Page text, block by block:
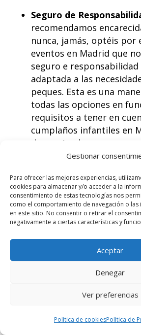
Gestionar
Para ofrecer las mejores experiencias,
cookies para almacenar y/o acceder a la
consentimiento de estas tecnologías nos
como el comportamiento de navegación o las
en este sitio. No consentir o retirar el
negativamente a ciertas características y
Aceptar
Denegar
Ver preferencias
Política de cookiesPolítica de
Seguro de
recomendamos
nunca, jamás, optéis por
eventos en Madrid que
seguro e responsabilidad
adaptada a las
peques. Esta es una
todas las opciones en
requisitos a tener en
cumplaños infantiles en
determinados porque se
toda clase de
cobertura de las
en cuenta. Se deberá
a que los peques
gama de oportunidades
completa e necesidades,
edad del peque. No
que cuando se trata de
tienen que estar sujetas